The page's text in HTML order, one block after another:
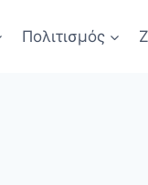
Πολιτισμός